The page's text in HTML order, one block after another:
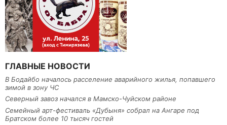
ГЛАВНЫЕ НОВОСТИ
В Бодайбо началось расселение аварийного жилья, попавшего
зимой в зону ЧС
Северный завоз начался в Мамско-Чуйском районе
Семейный арт-фестиваль «Дубыня» собрал на Ангаре под
Братском более 10 тысяч гостей